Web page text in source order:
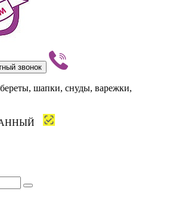
звонок
шапки, снуды, варежки,